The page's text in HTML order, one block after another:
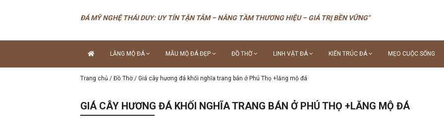
ĐÁ MỸ NGHỆ THÁI DUY: UY TÍN TẬN TÂM – NÂNG TẦM THƯƠNG HIỆU – GIÁ TRỊ BỀN VỮNG"
LĂNG MỘ ĐÁ MẪU MỘ ĐÁ ĐẸP ĐỒ THỜ LINH VẬT ĐÁ KIẾN TRÚC ĐÁ MẸO CUỘC SỐNG
Trang chủ / Đồ Thờ / Giá cây hương đá khối nghĩa trang bán ở Phú Thọ +lăng mộ đá
GIÁ CÂY HƯƠNG ĐÁ KHỐI NGHĨA TRANG BÁN Ở PHÚ THỌ +LĂNG MỘ ĐÁ